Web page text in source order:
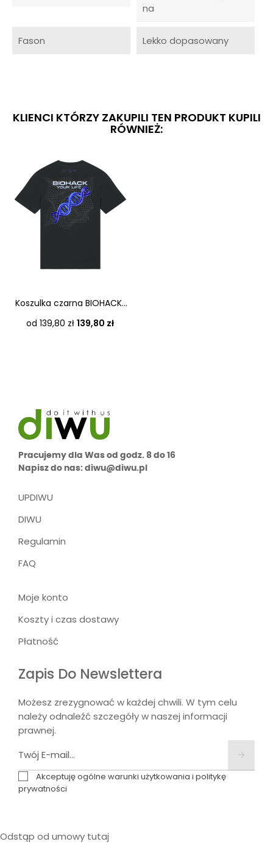
na
Fason Lekko dopasowany
KLIENCI KTÓRZY ZAKUPILI TEN PRODUKT KUPILI
RÓWNIEŻ:
Koszulka czarna BIOHACK...
od 139,80 zł Cena
139,80 zł
Pracujemy dla Was od godz. 8 do 16
Napisz do nas: diwu@diwu.pl
UPDIWU
DIWU
Regulamin
FAQ
Moje konto
Koszty i czas dostawy
Płatność
Zapis Do Newslettera
Możesz zrezygnować w każdej chwili. W tym celu
należy odnaleźć szczegóły w naszej informacji
prawnej.
Akceptuję ogólne warunki użytkowania i politykę
prywatności
Odstąp od umowy tutaj